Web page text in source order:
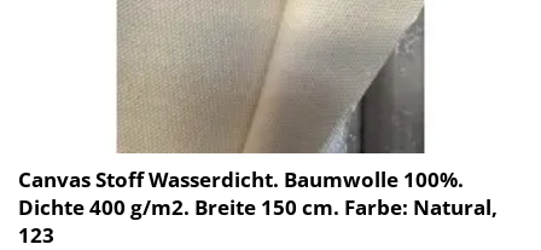
Canvas Stoff Wasserdicht. Baumwolle 100%.
Dichte 400 g/m2. Breite 150 cm. Farbe: Natural,
123